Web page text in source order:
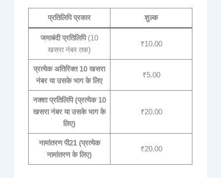
प्रतिलिपि प्रकार शुल्क
जमाबंदी प्रतिलिपि(10
खसरा नंबर तक)
₹10.00
प्रत्येक अतिरिक्त 10 खसरा
नंबर या उसके भाग के लिए
₹5.00
नक्शा प्रतिलिपि (प्रत्येक 10
खसरा नंबर या उसके भाग के
लिए)
₹20.00
नामांतरण पी21 (प्रत्येक
नामांतरण के लिए)
₹20.00